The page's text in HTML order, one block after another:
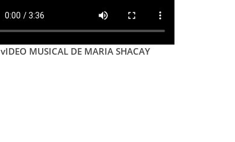
vIDEO MUSICAL DE MARIA SHACAY